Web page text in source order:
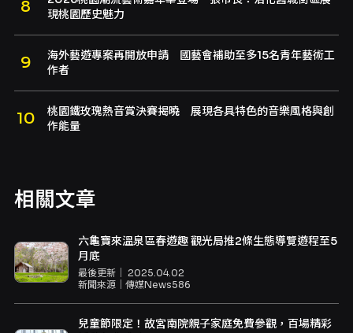
現桃園歷史魅力
海外藝遊專案再開放申請 國藝會補助至多15名青年藝術工
作者
桃園鐵玫瑰熱音賞決賽揭曉 展現各具特色的音樂風格與創
作能量
相關文章
六龜寶來溫泉區春遊趣 觀光局推2條生態導覽遊程至5
月底
最後更新｜ 2025.04.02
新聞來源｜ 傳媒News586
兒童節限定！故宮南院親子家庭免費參觀，百場精彩